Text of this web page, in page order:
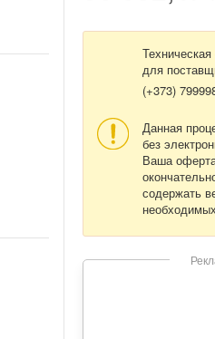
для
(+373)
Данная
без
Ваша
содержать